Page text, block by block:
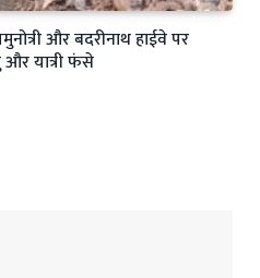
और बदरीनाथ हाईवे पर
और यात्री फंसे